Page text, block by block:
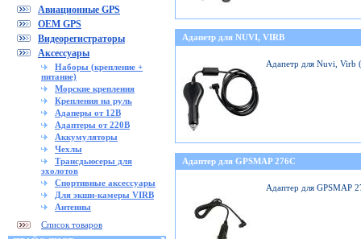
Авиационные GPS
OEM GPS
Видеорегистраторы
Аксессуары
Наборы (крепление +
питание)
Морские крепления
Крепления на руль
Адаперы от 12В
Адаптеры от 220В
Аккумуляторы
Чехлы
Трансдьюсеры для
эхолотов
Спортивные аксессуары
Для экшн-камеры VIRB
Антенны
Список товаров
Адапетр для NUVI, VIRB
Адапетр для Nuvi,
Адаптер для GPSMAP 276C
Адаптер для GPSMAP